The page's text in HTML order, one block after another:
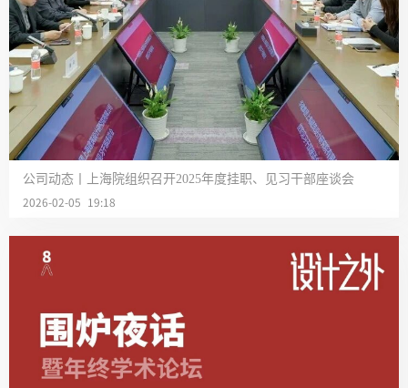
公司动态丨上海院组织召开2025年度挂职、见习干部座谈会
2026-02-05 19:18